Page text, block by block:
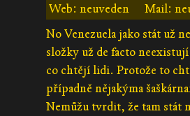
Web: neuveden
Mail:
No Venezuela jako stát už
složky už de facto
co chtějí lidi. Protože to
případně nějakýma
Nemůžu tvrdit, že tam stát